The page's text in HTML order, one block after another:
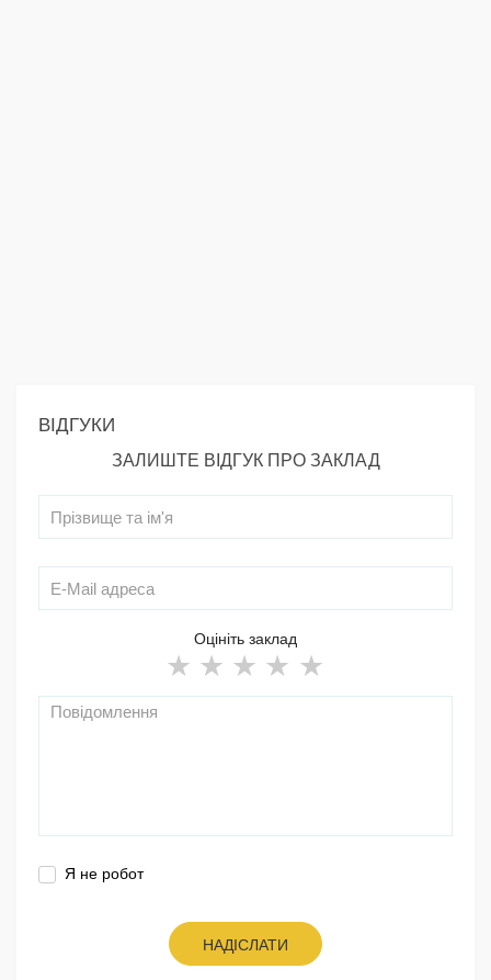
ВІДГУКИ
ЗАЛИШТЕ ВІДГУК ПРО ЗАКЛАД
Оцініть заклад
Я не робот
НАДІСЛАТИ